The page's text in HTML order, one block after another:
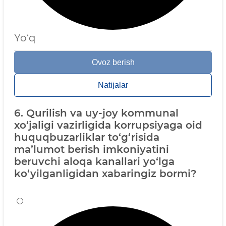
Yo‘q
Ovoz berish
Natijalar
6. Qurilish va uy-joy kommunal
xo‘jaligi vazirligida korrupsiyaga oid
huquqbuzarliklar to‘g‘risida
ma’lumot berish imkoniyatini
beruvchi aloqa kanallari yo‘lga
ko‘yilganligidan xabaringiz bormi?